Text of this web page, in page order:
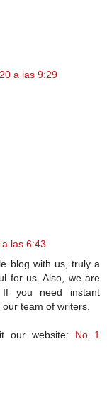
a las 9:29
las 6:43
blog with us, truly a
for us. Also, we are
If you need instant
team of writers.
our website: No 1